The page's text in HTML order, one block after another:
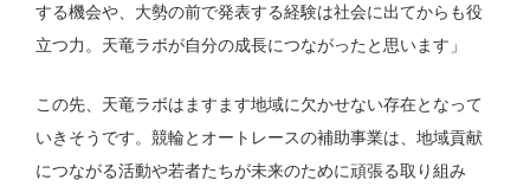
する機会や、大勢の前で発表する経験は社会に出てからも役
立つ力。天竜ラボが自分の成長につながったと思います」
この先、天竜ラボはますます地域に欠かせない存在となって
いきそうです。競輪とオートレースの補助事業は、地域貢献
につながる活動や若者たちが未来のために頑張る取り組み